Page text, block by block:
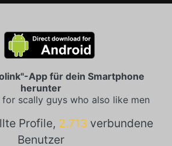
App für dein Smartphone
herunter
scally guys who also like men
Profile, 2.713 verbundene
Benutzer